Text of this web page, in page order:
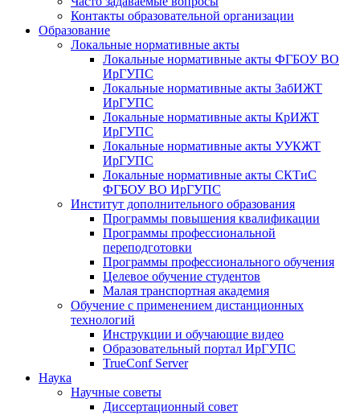
Контакты образовательной организации
Образование
Локальные нормативные акты
Локальные нормативные акты ФГБОУ ВО
ИрГУПС
Локальные нормативные акты ЗабИЖТ
ИрГУПС
Локальные нормативные акты КрИЖТ
ИрГУПС
Локальные нормативные акты УУКЖТ
ИрГУПС
Локальные нормативные акты СКТиС
ФГБОУ ВО ИрГУПС
Институт дополнительного образования
Программы повышения квалификации
Программы профессиональной
переподготовки
Программы профессионального обучения
Целевое обучение студентов
Малая транспортная академия
Обучение с применением дистанционных
технологий
Инструкции и обучающие видео
Образовательный портал ИрГУПС
TrueConf Server
Наука
Научные советы
Диссертационный совет